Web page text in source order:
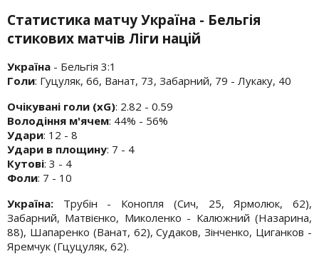
Статистика матчу Україна - Бельгія
стикових матчів Ліги націй
Україна - Бельгія 3:1
Голи: Гуцуляк, 66, Ванат, 73, Забарний, 79 - Лукаку, 40
Очікувані голи (xG): 2.82 - 0.59
Володіння м'ячем: 44% - 56%
Удари: 12 - 8
Удари в площину: 7 - 4
Кутові: 3 - 4
Фоли: 7 - 10
Україна: Трубін - Конопля (Сич, 25, Ярмолюк, 62),
Забарний, Матвієнко, Миколенко - Калюжний (Назарина,
88), Шапаренко (Ванат, 62), Судаков, Зінченко, Циганков -
Яремчук (Гцуцуляк, 62).